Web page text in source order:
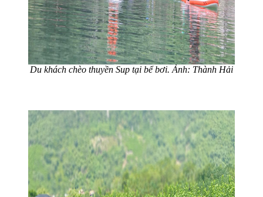
Du khách chèo thuyền Sup tại bể bơi. Ảnh: Thành Hải